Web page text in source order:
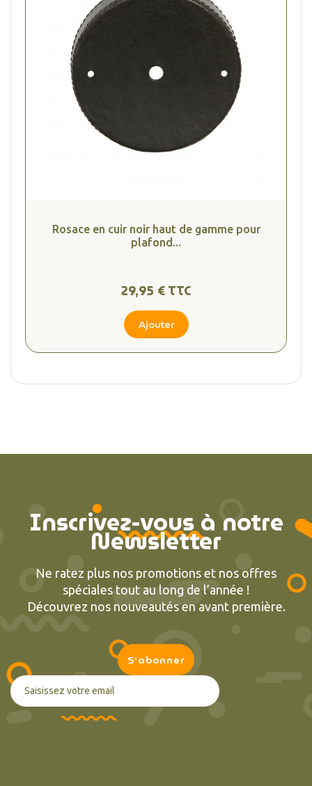
Rosace en cuir noir haut de gamme pour
plafond...
29,95 € TTC
Ajouter
Inscrivez-vous à notre
Newsletter
Ne ratez plus nos promotions et nos offres
spéciales tout au long de l’année !
Découvrez nos nouveautés en avant première.